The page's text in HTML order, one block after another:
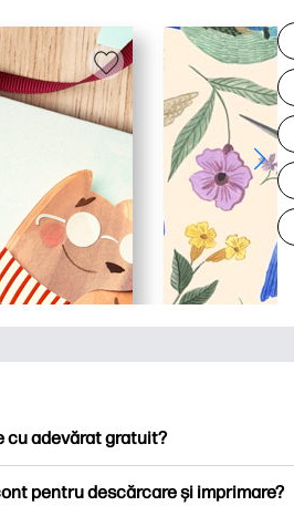
cu adevărat gratuit?
pentru descărcare și imprimare?